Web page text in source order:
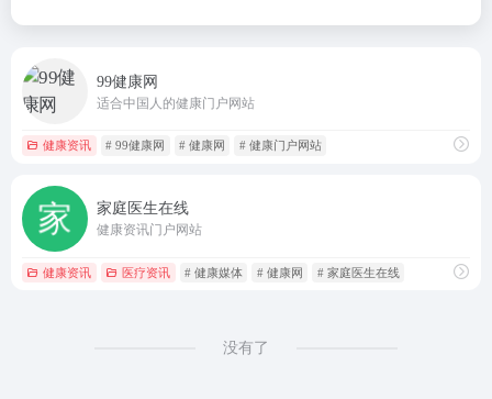
99健康网
适合中国人的健康门户网站
健康资讯 # 99健康网 # 健康网 # 健康门户网站
家庭医生在线
健康资讯门户网站
健康资讯 医疗资讯 # 健康媒体 # 健康网 # 家庭医生在线
没有了